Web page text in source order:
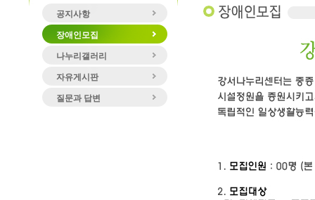
공지사항
장애인모집
나누리갤러리
자유게시판
질문과 답변